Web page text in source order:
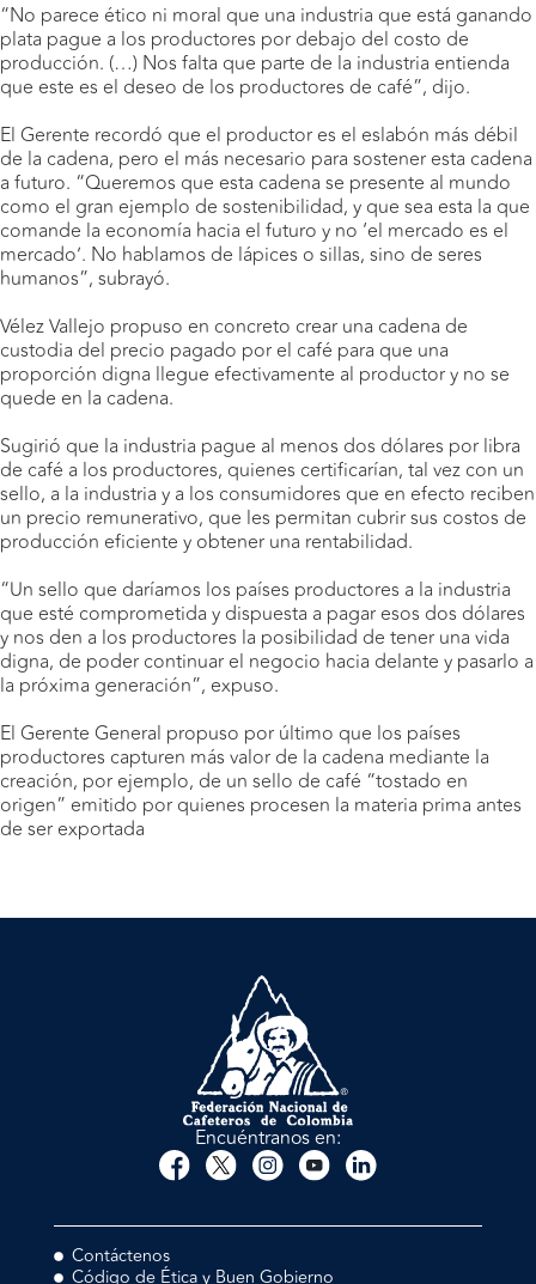
“No parece ético ni moral que una industria que está ganando
plata pague a los productores por debajo del costo de
producción. (…) Nos falta que parte de la industria entienda
que este es el deseo de los productores de café”, dijo.
El Gerente recordó que el productor es el eslabón más débil
de la cadena, pero el más necesario para sostener esta cadena
a futuro. “Queremos que esta cadena se presente al mundo
como el gran ejemplo de sostenibilidad, y que sea esta la que
comande la economía hacia el futuro y no ‘el mercado es el
mercado’. No hablamos de lápices o sillas, sino de seres
humanos”, subrayó.
Vélez Vallejo propuso en concreto crear una cadena de
custodia del precio pagado por el café para que una
proporción digna llegue efectivamente al productor y no se
quede en la cadena.
Sugirió que la industria pague al menos dos dólares por libra
de café a los productores, quienes certificarían, tal vez con un
sello, a la industria y a los consumidores que en efecto reciben
un precio remunerativo, que les permitan cubrir sus costos de
producción eficiente y obtener una rentabilidad.
“Un sello que daríamos los países productores a la industria
que esté comprometida y dispuesta a pagar esos dos dólares
y nos den a los productores la posibilidad de tener una vida
digna, de poder continuar el negocio hacia delante y pasarlo a
la próxima generación”, expuso.
El Gerente General propuso por último que los países
productores capturen más valor de la cadena mediante la
creación, por ejemplo, de un sello de café “tostado en
origen” emitido por quienes procesen la materia prima antes
de ser exportada
Encuéntranos en:
Contáctenos
Código de Ética y Buen Gobierno